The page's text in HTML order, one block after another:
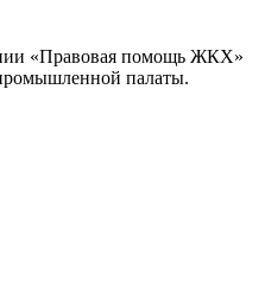
«Правовая помощь ЖКХ»
палаты.